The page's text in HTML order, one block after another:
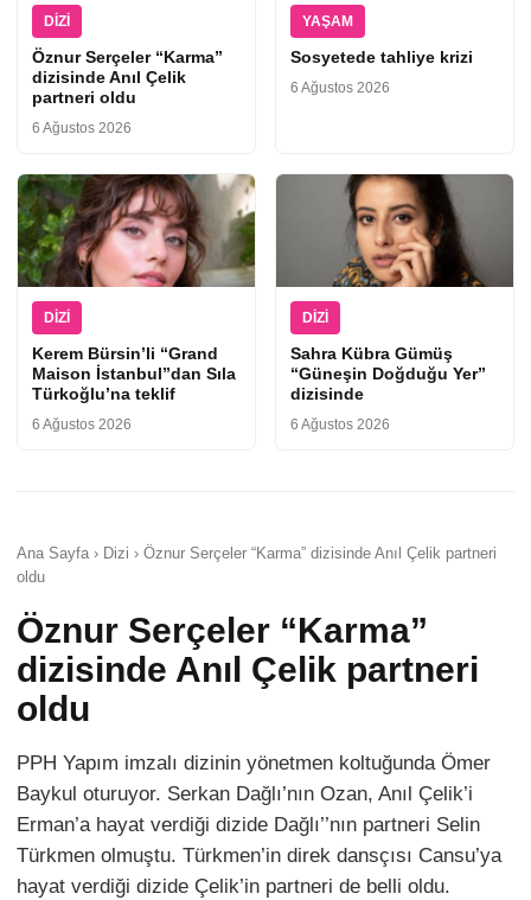
DIZI
Öznur Serçeler “Karma”
dizisinde Anıl Çelik
partneri oldu
6 Ağustos 2026
YAŞAM
Sosyetede tahliye krizi
6 Ağustos 2026
DIZI
Kerem Bürsin’li “Grand
Maison İstanbul”dan Sıla
Türkoğlu’na teklif
6 Ağustos 2026
DIZI
Sahra Kübra Gümüş
“Güneşin Doğduğu Yer”
dizisinde
6 Ağustos 2026
Ana Sayfa › Dizi › Öznur Serçeler “Karma” dizisinde Anıl Çelik partneri
oldu
Öznur Serçeler “Karma”
dizisinde Anıl Çelik partneri
oldu
PPH Yapım imzalı dizinin yönetmen koltuğunda Ömer
Baykul oturuyor. Serkan Dağlı’nın Ozan, Anıl Çelik’i
Erman’a hayat verdiği dizide Dağlı’’nın partneri Selin
Türkmen olmuştu. Türkmen’in direk dansçısı Cansu’ya
hayat verdiği dizide Çelik’in partneri de belli oldu.